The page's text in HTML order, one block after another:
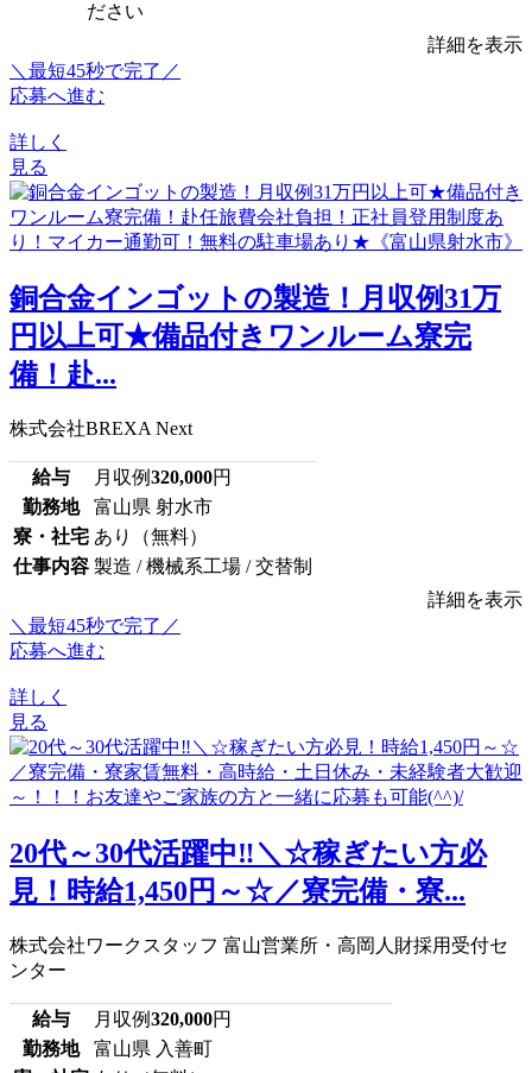
ださい
詳細を表示
＼最短45秒で完了／
応募へ進む
詳しく
見る
銅合金インゴットの製造！月収例31万
円以上可★備品付きワンルーム寮完
備！赴...
株式会社BREXA Next
給与 月収例320,000円
勤務地
富山県 射水市
寮・社宅 あり（無料）
仕事内容 製造 / 機械系工場 / 交替制
詳細を表示
＼最短45秒で完了／
応募へ進む
詳しく
見る
20代～30代活躍中‼＼☆稼ぎたい方必
見！時給1,450円～☆／寮完備・寮...
株式会社ワークスタッフ 富山営業所・高岡人財採用受付セ
ンター
給与 月収例320,000円
勤務地
富山県 入善町